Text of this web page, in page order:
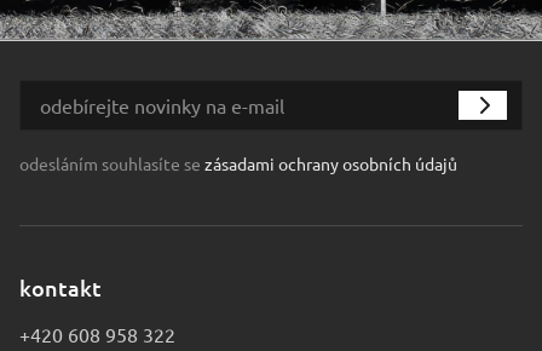
odesláním souhlasíte se zásadami ochrany osobních údajů
kontakt
+420 608 958 322